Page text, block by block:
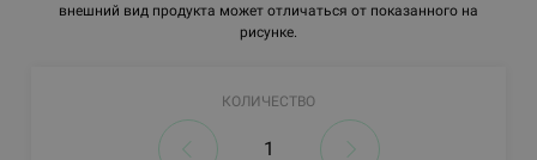
внешний вид продукта может отличаться от показанного на
рисунке.
КОЛИЧЕСТВО